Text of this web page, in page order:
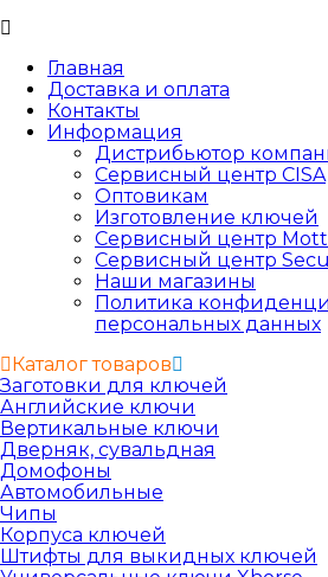
Главная
Доставка и оплата
Контакты
Информация
Дистрибьютор
Сервисный центр CISA
Оптовикам
Изготовление ключей
Сервисный центр
Сервисный центр
Наши магазины
Политика
персональных данных
Каталог товаров
Заготовки для ключей
Английские ключи
Вертикальные ключи
Дверняк, сувальдная
Домофоны
Автомобильные
Чипы
Корпуса ключей
Штифты для выкидных ключей